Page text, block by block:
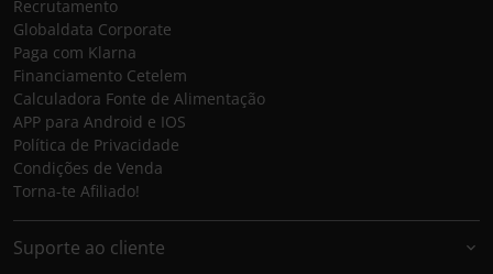
Recrutamento
Globaldata Corporate
Paga com Klarna
Financiamento Cetelem
Calculadora Fonte de Alimentação
APP para Android e IOS
Política de Privacidade
Condições de Venda
Torna-te Afiliado!
Suporte ao cliente